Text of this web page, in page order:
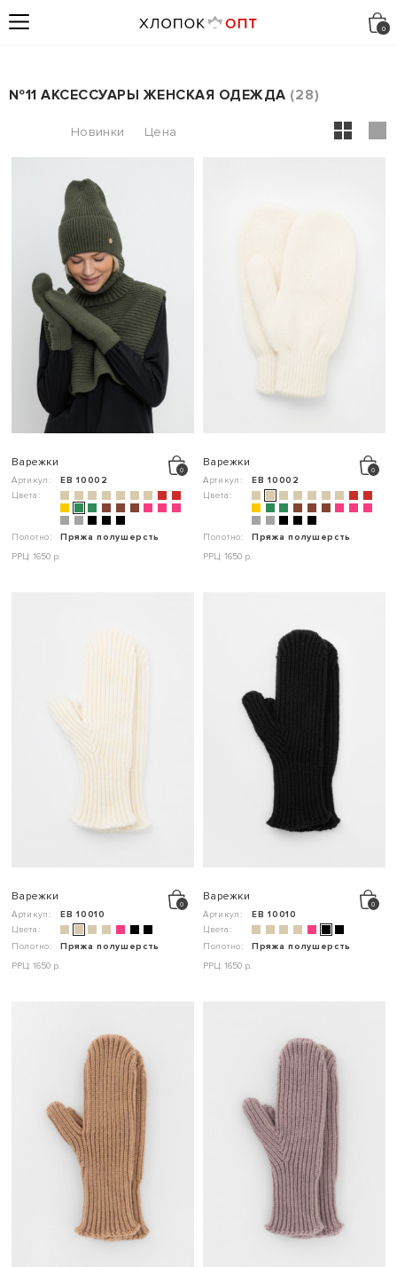
№11 АКСЕССУАРЫ ЖЕНСКАЯ ОДЕЖДА 28
Варежки
Артикул:
ЕВ 10002
Цвета:
Полотно:
Пряжа полушерсть
РРЦ: 1650 р.
Варежки
Артикул:
ЕВ 10002
Цвета:
Полотно:
Пряжа полушерсть
РРЦ: 1650 р.
Варежки
Артикул:
ЕВ 10010
Цвета:
Полотно:
Пряжа полушерсть
РРЦ: 1650 р.
Варежки
Артикул:
ЕВ 10010
Цвета:
Полотно:
Пряжа полушерсть
РРЦ: 1650 р.